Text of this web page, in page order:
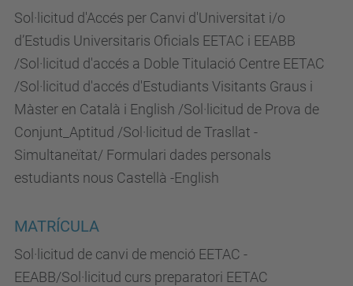
Sol·licitud d'Accés per Canvi d'Universitat i/o
d’Estudis Universitaris Oficials EETAC i EEABB
/Sol·licitud d'accés a Doble Titulació Centre EETAC
/Sol·licitud d'accés d'Estudiants Visitants Graus i
Màster en Català i English /Sol·licitud de Prova de
Conjunt_Aptitud /Sol·licitud de Trasllat -
Simultaneïtat/ Formulari dades personals
estudiants nous Castellà -English
MATRÍCULA
Sol·licitud de canvi de menció EETAC -
EEABB/Sol·licitud curs preparatori EETAC